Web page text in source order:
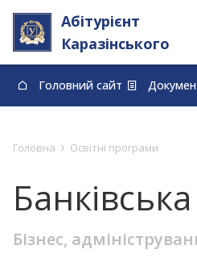
Абітурієнт
Каразінського
Головний сайт
0-800-33-48-73
Головна › Освітні програми
Бізнес,